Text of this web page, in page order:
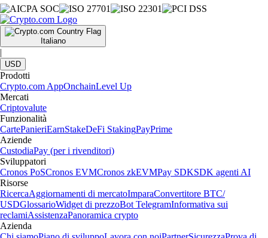
Italiano
|
USD
Prodotti
Crypto.com AppOnchainLevel Up
Mercati
Criptovalute
Funzionalità
CartePanieriEarnStakeDeFi StakingPayPrime
Aziende
CustodiaPay (per i rivenditori)
Sviluppatori
Cronos PoSCronos EVMCronos zkEVMPay SDKSDK agenti AI
Risorse
RicercaAggiornamenti di mercatoImparaConvertitore BTC/
USDGlossarioWidget di prezzoBot TelegramInformativa sui
reclamiAssistenzaPanoramica crypto
Azienda